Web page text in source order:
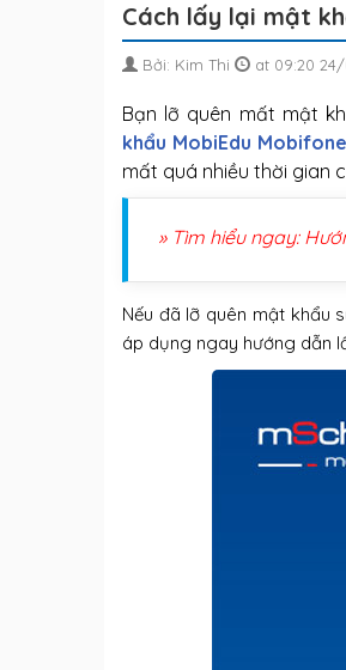
Cách lấy lại mật
Bởi: Kim Thi at 09:20
Bạn lỡ quên mất mật
khẩu MobiEdu Mobifone
mất quá nhiều thời gian
» Tìm hiểu ngay:
Nếu đã lỡ quên mật khẩu
áp dụng ngay hướng dẫn